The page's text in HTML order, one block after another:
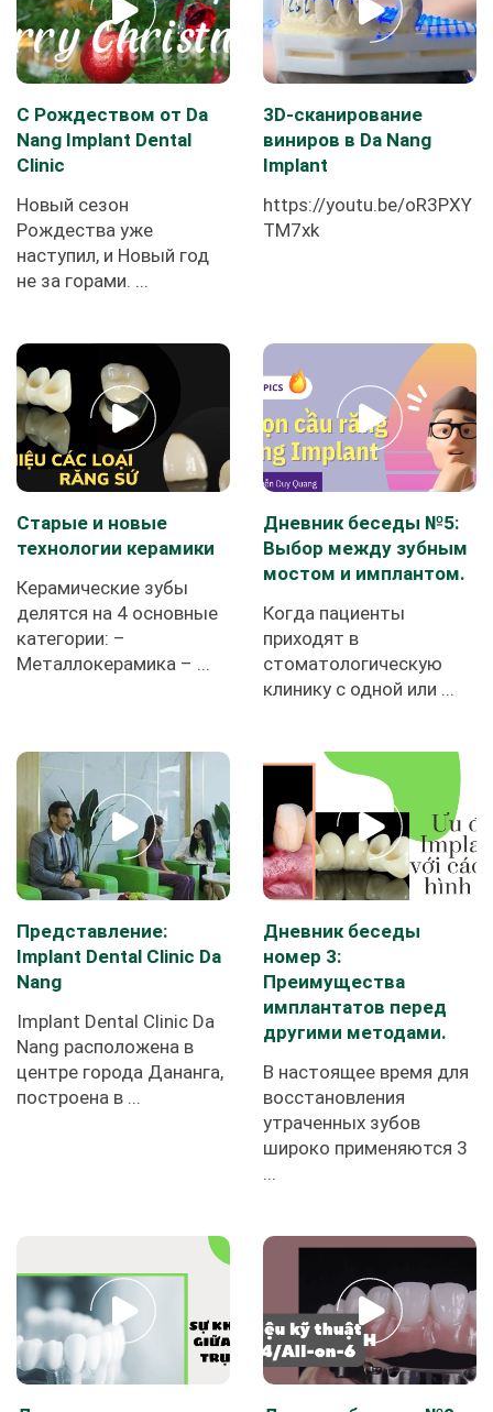
С Рождеством от Da
Nang Implant Dental
Clinic
Новый сезон
Рождества уже
наступил, и Новый год
не за горами. ...
3D-сканирование
виниров в Da Nang
Implant
https://youtu.be/oR3PXY
TM7xk
Старые и новые
технологии керамики
Керамические зубы
делятся на 4 основные
категории: –
Металлокерамика – ...
Дневник беседы №5:
Выбор между зубным
мостом и имплантом.
Когда пациенты
приходят в
стоматологическую
клинику с одной или ...
Представление:
Implant Dental Clinic Da
Nang
Implant Dental Clinic Da
Nang расположена в
центре города Дананга,
построена в ...
Дневник беседы
номер 3:
Преимущества
имплантатов перед
другими методами.
В настоящее время для
восстановления
утраченных зубов
широко применяются 3
...